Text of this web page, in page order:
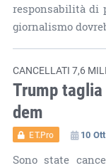
responsabilità di
giornalismo
CANCELLATI 7,6
Trump
dem
ET.Pro 10
Sono state